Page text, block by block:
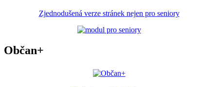
Zjednodušená verze stránek nejen pro seniory
Občan+